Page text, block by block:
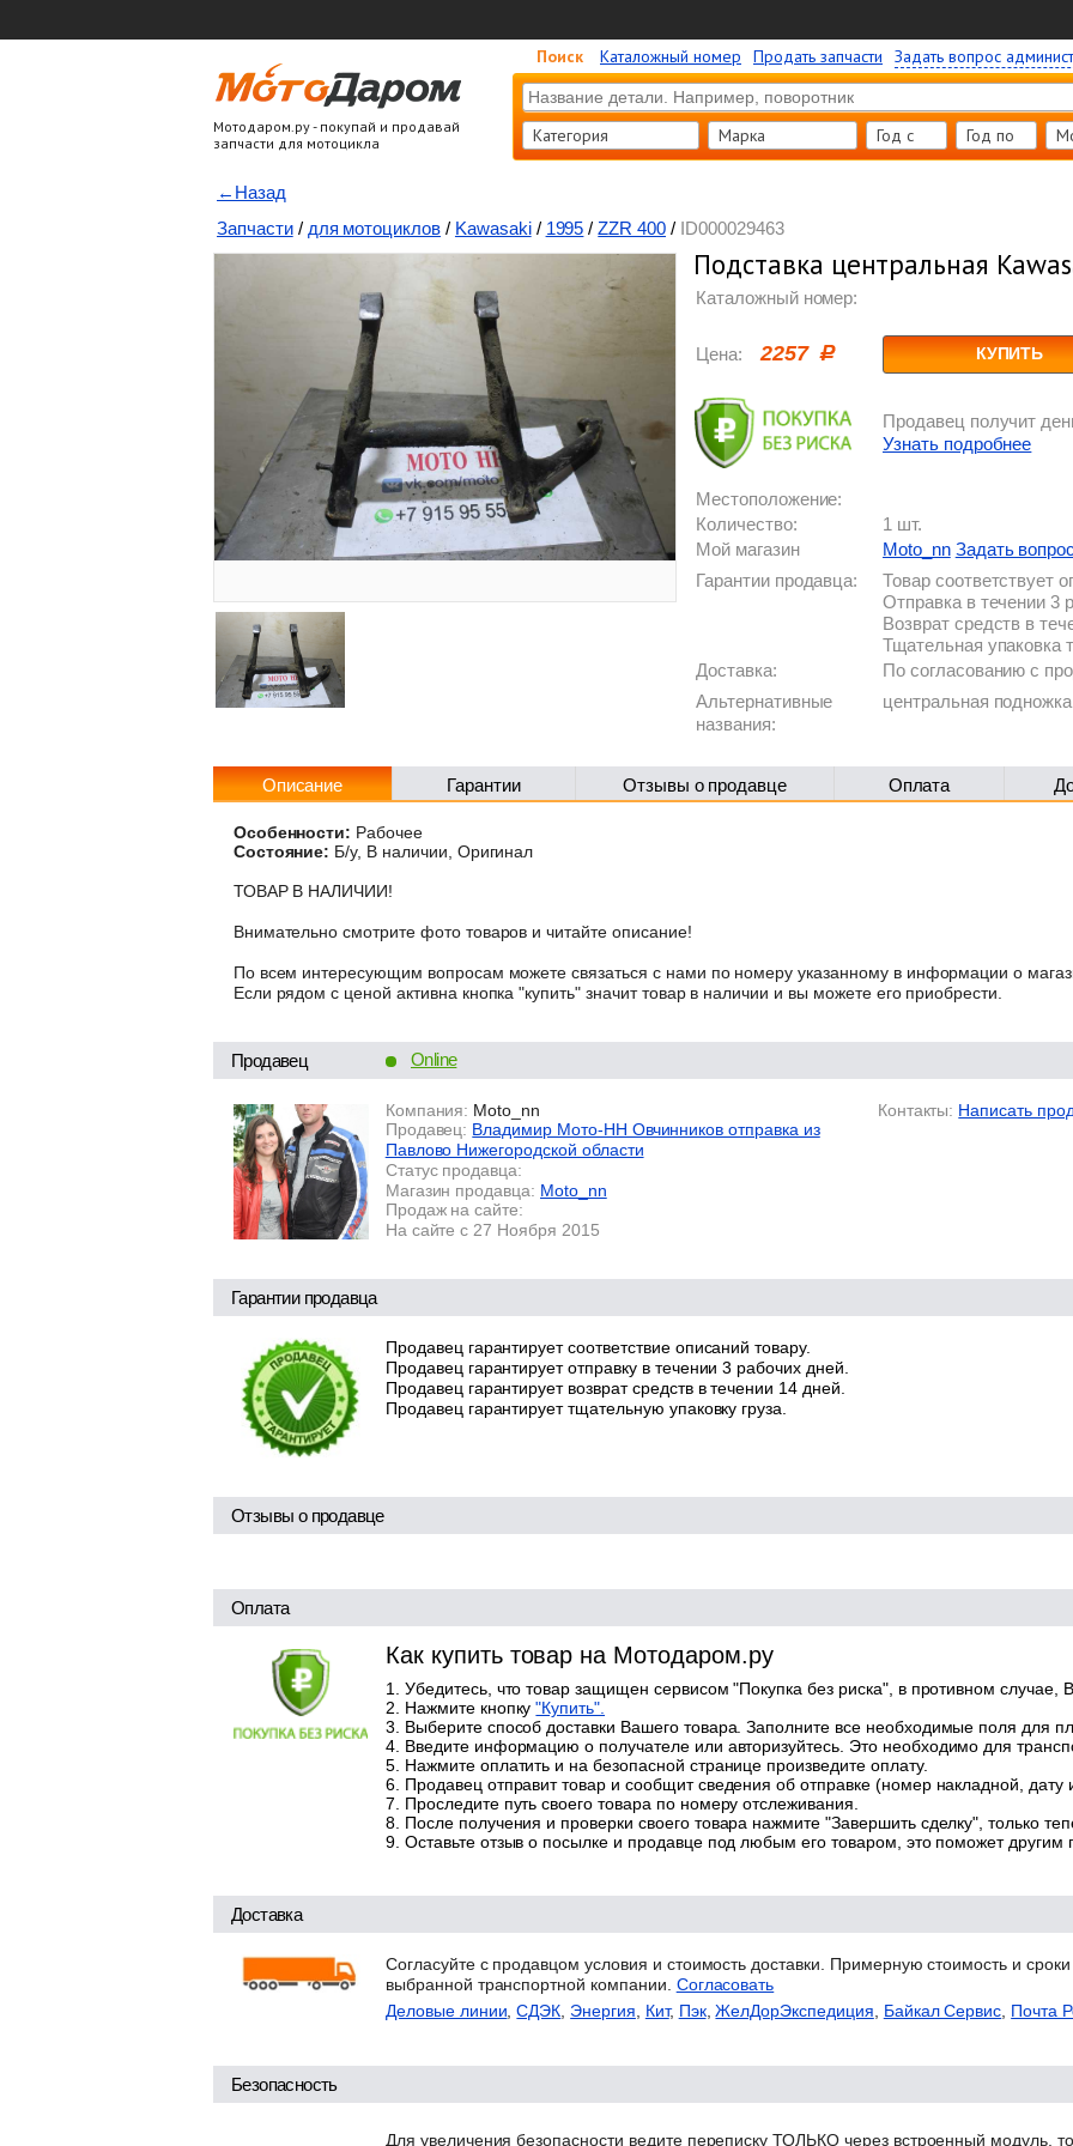
Мотодаром.ру - покупай и продавай
запчасти для мотоцикла
Поиск Каталожный номер Продать запчасти Задать вопрос
Категория Марка Год c Год по
←Назад
Запчасти / для мотоциклов / Kawasaki / 1995 / ZZR 400 / ID000029463
Подставка центральная
Каталожный номер:
Цена: 2257 КУПИТЬ
Продавец получит
Узнать подробнее
Местоположение:
Количество:
1 шт.
Мой магазин
Moto_nn Задать вопрос
Гарантии продавца:
Товар соответствует
Отправка в течении 3
Возврат средств в
Тщательная упаковка
Доставка:
По согласованию с
Альтернативные
названия:
центральная
Описание Гарантии Отзывы о продавце Оплата
Особенности: Рабочее
Состояние: Б/у, В наличии, Оригинал
ТОВАР В НАЛИЧИИ!
Внимательно смотрите фото товаров и читайте описание!
По всем интересующим вопросам можете связаться с нами по номеру указанному в информации о
Если рядом с ценой активна кнопка "купить" значит товар в наличии и вы можете его приобрести.
Продавец Online
Компания: Moto_nn
Продавец: Владимир Мото-НН Овчинников отправка из
Павлово Нижегородской области
Статус продавца:
Магазин продавца: Moto_nn
Продаж на сайте:
На сайте с 27 Ноября 2015
Контакты: Написать
Гарантии продавца
Продавец гарантирует соответствие описаний товару.
Продавец гарантирует отправку в течении 3 рабочих дней.
Продавец гарантирует возврат средств в течении 14 дней.
Продавец гарантирует тщательную упаковку груза.
Отзывы о продавце
Оплата
Как купить товар на Мотодаром.ру
Убедитесь, что товар защищен сервисом "Покупка без риска", в противном случае,
Нажмите кнопку"Купить".
Выберите способ доставки Вашего товара. Заполните все необходимые поля для
Введите информацию о получателе или авторизуйтесь. Это необходимо для
Нажмите оплатить и на безопасной странице произведите оплату.
Продавец отправит товар и сообщит сведения об отправке (номер накладной, дату
Проследите путь своего товара по номеру отслеживания.
После получения и проверки своего товара нажмите "Завершить сделку", только
Оставьте отзыв о посылке и продавце под любым его товаром, это поможет другим
Доставка
Согласуйте с продавцом условия и стоимость доставки. Примерную стоимость и
выбранной транспортной компании. Согласовать
Деловые линии ,СДЭК Энергия Кит, Пэк,ЖелДорЭкспедиция Байкал Сервис Почта
Безопасность
Для увеличения безопасности ведите переписку ТОЛЬКО через встроенный модуль,